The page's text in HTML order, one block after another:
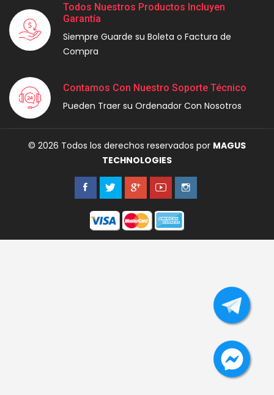
Todos Nuestros Productos Incluyen
Garantía
Siempre Guarde su Boleta o Factura de
Compra
Contamos Con Nuestro Soporte Técnico
Pueden Traer su Ordenador Con Nosotros
© 2026 Todos los derechos reservados por MAGUS
TECHNOLOGIES